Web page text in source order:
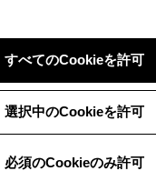
すべてのCookieを許可
選択中のCookieを許可
必須のCookieのみ許可